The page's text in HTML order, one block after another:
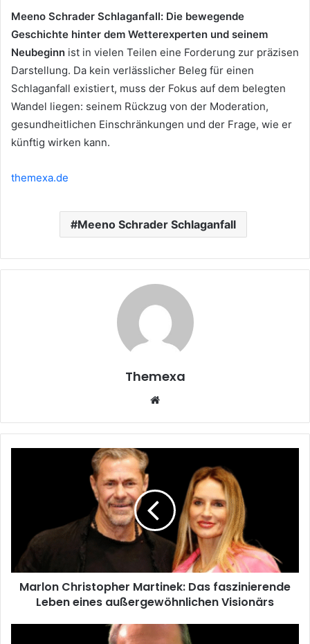
Meeno Schrader Schlaganfall: Die bewegende
Geschichte hinter dem Wetterexperten und seinem
Neubeginn ist in vielen Teilen eine Forderung zur präzisen
Darstellung. Da kein verlässlicher Beleg für einen
Schlaganfall existiert, muss der Fokus auf dem belegten
Wandel liegen: seinem Rückzug von der Moderation,
gesundheitlichen Einschränkungen und der Frage, wie er
künftig wirken kann.
themexa.de
Meeno Schrader Schlaganfall
Themexa
eines
außergewöhnlichen
Visionärs
Marlon Christopher Martinek: Das faszinierende
Leben eines außergewöhnlichen Visionärs